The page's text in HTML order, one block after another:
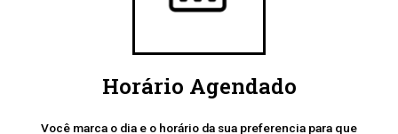
Horário Agendado
Você marca o dia e o horário da sua preferencia para que